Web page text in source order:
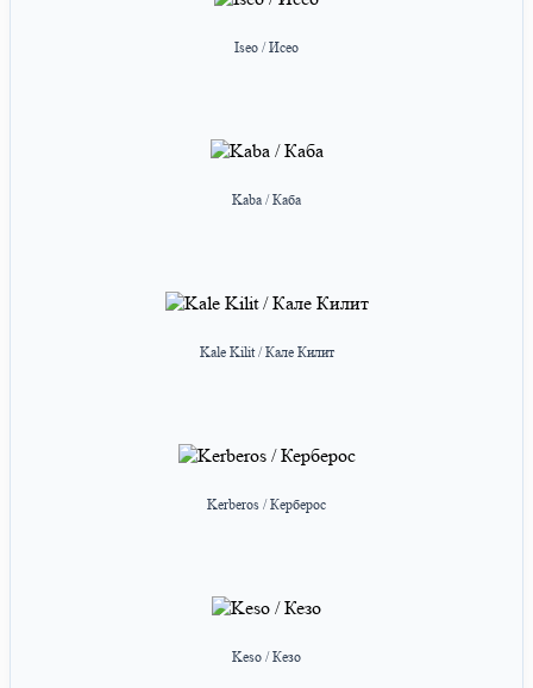
Iseo / Исео
Kaba / Каба
Kale Kilit / Кале Килит
Kerberos / Керберос
Keso / Кезо